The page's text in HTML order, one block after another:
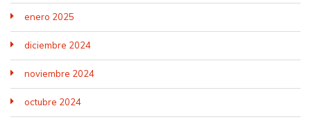
enero 2025
diciembre 2024
noviembre 2024
octubre 2024